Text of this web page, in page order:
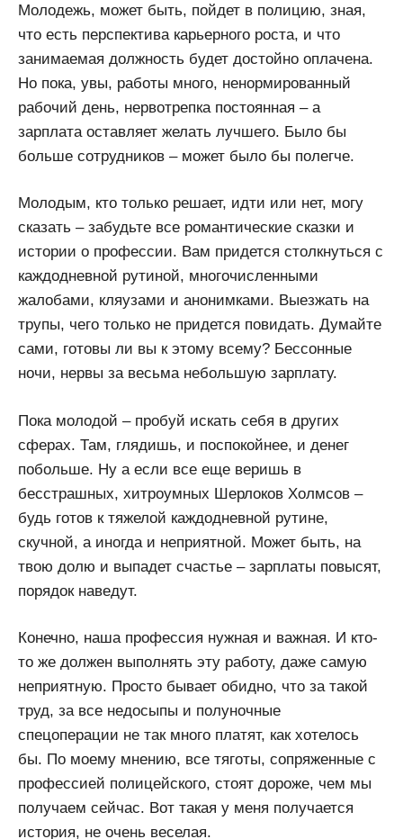
Молодежь, может быть, пойдет в полицию, зная,
что есть перспектива карьерного роста, и что
занимаемая должность будет достойно оплачена.
Но пока, увы, работы много, ненормированный
рабочий день, нервотрепка постоянная – а
зарплата оставляет желать лучшего. Было бы
больше сотрудников – может было бы полегче.
Молодым, кто только решает, идти или нет, могу
сказать – забудьте все романтические сказки и
истории о профессии. Вам придется столкнуться с
каждодневной рутиной, многочисленными
жалобами, кляузами и анонимками. Выезжать на
трупы, чего только не придется повидать. Думайте
сами, готовы ли вы к этому всему? Бессонные
ночи, нервы за весьма небольшую зарплату.
Пока молодой – пробуй искать себя в других
сферах. Там, глядишь, и поспокойнее, и денег
побольше. Ну а если все еще веришь в
бесстрашных, хитроумных Шерлоков Холмсов –
будь готов к тяжелой каждодневной рутине,
скучной, а иногда и неприятной. Может быть, на
твою долю и выпадет счастье – зарплаты повысят,
порядок наведут.
Конечно, наша профессия нужная и важная. И кто-
то же должен выполнять эту работу, даже самую
неприятную. Просто бывает обидно, что за такой
труд, за все недосыпы и полуночные
спецоперации не так много платят, как хотелось
бы. По моему мнению, все тяготы, сопряженные с
профессией полицейского, стоят дороже, чем мы
получаем сейчас. Вот такая у меня получается
история, не очень веселая.